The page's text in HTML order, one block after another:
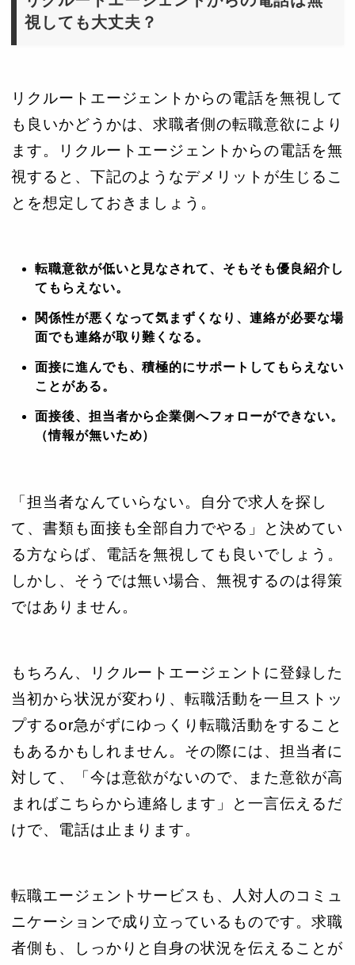
視しても大丈夫？
リクルートエージェントからの電話を無視して
も良いかどうかは、求職者側の転職意欲により
ます。リクルートエージェントからの電話を無
視すると、下記のようなデメリットが生じるこ
とを想定しておきましょう。
転職意欲が低いと見なされて、そもそも優良紹介し
てもらえない。
関係性が悪くなって気まずくなり、連絡が必要な場
面でも連絡が取り難くなる。
面接に進んでも、積極的にサポートしてもらえない
ことがある。
面接後、担当者から企業側へフォローができない。
（情報が無いため）
「担当者なんていらない。自分で求人を探し
て、書類も面接も全部自力でやる」と決めてい
る方ならば、電話を無視しても良いでしょう。
しかし、そうでは無い場合、無視するのは得策
ではありません。
もちろん、リクルートエージェントに登録した
当初から状況が変わり、転職活動を一旦ストッ
プするor急がずにゆっくり転職活動をすること
もあるかもしれません。その際には、担当者に
対して、「今は意欲がないので、また意欲が高
まればこちらから連絡します」と一言伝えるだ
けで、電話は止まります。
転職エージェントサービスも、人対人のコミュ
ニケーションで成り立っているものです。求職
者側も、しっかりと自身の状況を伝えることが